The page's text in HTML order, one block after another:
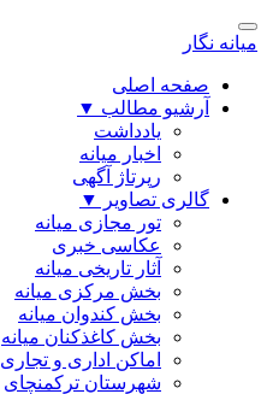
میانه نگار
صفحه اصلی
آرشیو مطالب ▼
یادداشت
اخبار میانه
رپرتاژ آگهی
گالری تصاویر
▼
تور مجازی میانه
عکاسی خبری
آثار تاریخی میانه
بخش مرکزی میانه
بخش کندوان میانه
بخش کاغذکنان میانه
اماکن اداری و تجاری
شهرستان ترکمنچای